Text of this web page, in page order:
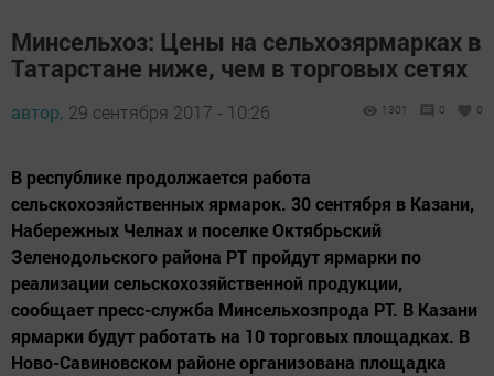
Минсельхоз: Цены на сельхозярмарках в
Татарстане ниже, чем в торговых сетях
автор, 29 сентября 2017 - 10:26 1301 0 0
В республике продолжается работа
сельскохозяйственных ярмарок. 30 сентября в Казани,
Набережных Челнах и поселке Октябрьский
Зеленодольского района РТ пройдут ярмарки по
реализации сельскохозяйственной продукции,
сообщает пресс-служба Минсельхозпрода РТ. В Казани
ярмарки будут работать на 10 торговых площадках. В
Ново-Савиновском районе организована площадка